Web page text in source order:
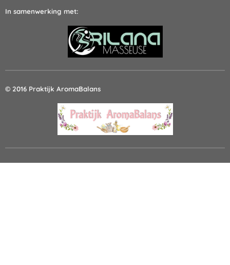
In samenwerking met:
© 2016 Praktijk AromaBalans